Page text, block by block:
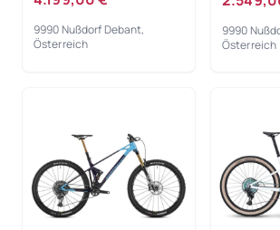
9990 Nußdorf Debant,
Österreich
9990
Österreich